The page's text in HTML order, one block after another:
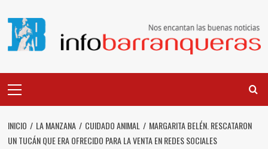
contenido
principal
INICIO LA MANZANA CUIDADO ANIMAL
MARGARITA BELÉN. RESCATARON
UN TUCÁN QUE ERA OFRECIDO PARA LA VENTA EN REDES SOCIALES